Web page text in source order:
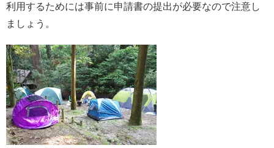
利用するためには事前に申請書の提出が必要なので注意し
ましょう。